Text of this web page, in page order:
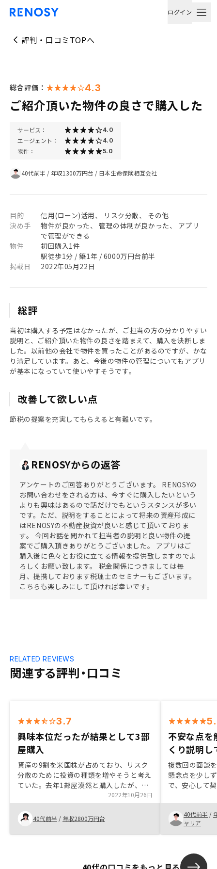
ログイン
評判・口コミTOPへ
総合評価： 4.3
ご紹介頂いた物件の良さで購入した
サービス： 4.0
エージェント： 4.0
物件： 5.0
40代前半 / 年収1300万円台 / 日本生命保険相互会社
目的
信用(ローン)活用、 リスク分散、 その他
決め手
物件が良かった、 管理の体制が良かった、 アプリ
で管理ができる
物件
初回購入1件
駅徒歩1分 / 築1年 / 6000万円台前半
掲載日
2022年05月22日
総評
当初は購入する予定はなかったが、ご担当の方の分かりやすい
説明と、ご紹介頂いた物件の良さを踏まえて、購入を決断しま
した。以前他の会社で物件を買ったことがあるのですが、かな
り満足しています。あと、今後の物件の管理についてもアプリ
が基本になっていて使いやすそうです。
改善して欲しい点
節税の提案を充実してもらえると有難いです。
RENOSYからの返答
アンケートのご回答ありがとうございます。 RENOSYの
お問い合わせをされる方は、今すぐに購入したいという
よりも興味はあるので話だけでもというスタンスが多い
です。ただ、説明をすることによって将来の資産形成に
はRENOSYの不動産投資が良いと感じて頂いておりま
す。 今回お話を聞かれて担当者の説明と良い物件の提
案でご購入頂きありがとうございました。 アプリはご
購入後に色々とお役に立てる情報を提供致しますのでよ
ろしくお願い致します。 税金関係につきましては毎
月、提携しております税理士のセミナーもございます。
こちらも楽しみにして頂ければ幸いです。
関連する評判・口コミ
RELATED REVIEWS
3.7
興味本位だったが結果として3部
屋購入
資産の9割を米国株が占めており、リスク
分散のために投資の種類を増やそうと考え
ていた。去年1部屋漠然と購入したが、そ
の後特に不透明に感じる点もなく、また、
不安を感じる事もなかったため、今年追加
で2部屋購入。手続きを通じて関わった
方々は皆さんとても若かったが、とても丁
寧に対応していただいた。確定申告支援機
は、忘れてしまったので来年はメモしてお
2022年10月26日
40代前半 / 年収2800万円台
不安な点を
くり説明し
複数回の面談
懸念点を少し
で、安心して
り、安心して
た現在契約し
を教えていた
った。
40代前半 /
ャリア